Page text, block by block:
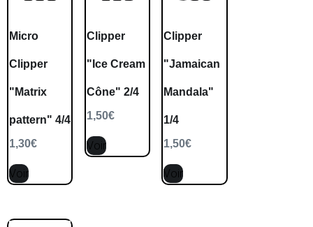
Micro
Clipper
"Matrix
pattern" 4/4
1,30€
Voir
Clipper
"Ice Cream
Cône" 2/4
1,50€
Voir
Clipper
"Jamaican
Mandala"
1/4
1,50€
Voir